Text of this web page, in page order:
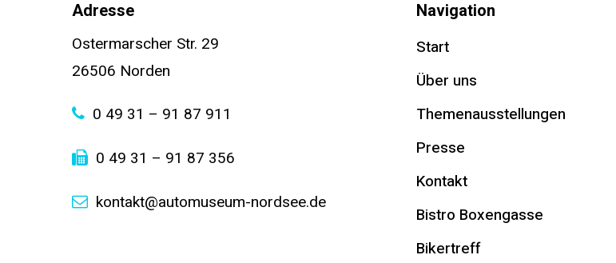
Adresse
Ostermarscher Str. 29
26506 Norden
0 49 31 – 91 87 911
0 49 31 – 91 87 356
kontakt@automuseum-nordsee.de
Navigation
Start
Über uns
Themenausstellungen
Presse
Kontakt
Bistro Boxengasse
Bikertreff